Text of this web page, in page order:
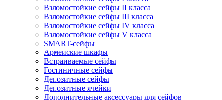
Взломостойкие сейфы II класса
Взломостойкие сейфы III класса
Взломостойкие сейфы IV класса
Взломостойкие сейфы V класса
SMART-сейфы
Армейские шкафы
Встраиваемые сейфы
Гостиничные сейфы
Депозитные сейфы
Депозитные ячейки
Дополнительные аксессуары для сейфов